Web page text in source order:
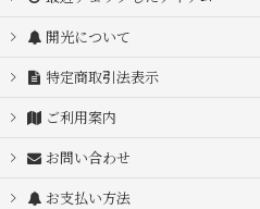
開光について
特定商取引法表示
ご利用案内
お問い合わせ
お支払い方法